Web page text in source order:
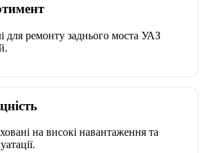
для ремонту заднього моста УАЗ
на високі навантаження та